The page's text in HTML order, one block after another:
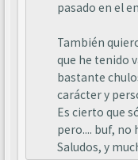
pasado en el
También
que he tenido
bastante
carácter y
Es cierto que
pero.... buf, no
Saludos, y